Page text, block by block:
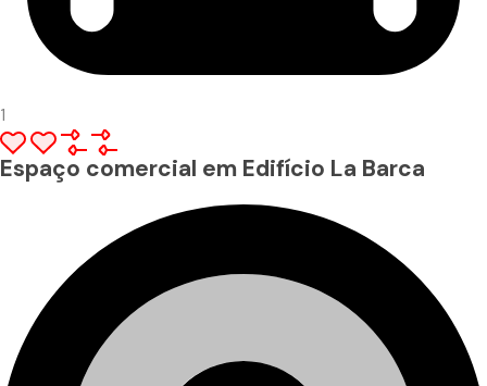
1
Espaço comercial em Edifício La Barca